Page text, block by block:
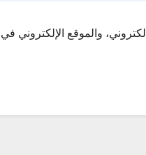
والموقع الإلكتروني